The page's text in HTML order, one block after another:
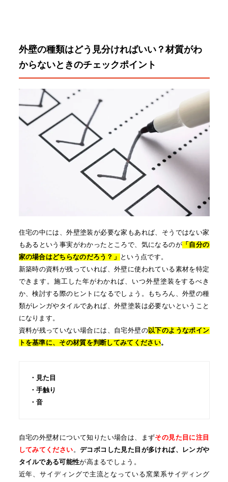
外壁の種類はどう見分ければいい？材質がわ
からないときのチェックポイント
住宅の中には、外壁塗装が必要な家もあれば、そうではない家
もあるという事実がわかったところで、気になるのが 「自分の
家の場合はどちらなのだろう？」
という点です。
新築時の資料が残っていれば、外壁に使われている素材を特定
できます。施工した年がわかれば、いつ外壁塗装をするべき
か、検討する際のヒントになるでしょう。もちろん、外壁の種
類がレンガやタイルであれば、外壁塗装は必要ないということ
になります。
資料が残っていない場合には、自宅外壁の以下のようなポイン
トを基準に、その材質を判断してみてください。
・見た目
・手触り
・音
自宅の外壁材について知りたい場合は、まずその見た目に注目
してみてください。デコボコした見た目が多ければ、レンガや
タイルである可能性が高まるでしょう。
近年、サイディングで主流となっている窯業系サイディング